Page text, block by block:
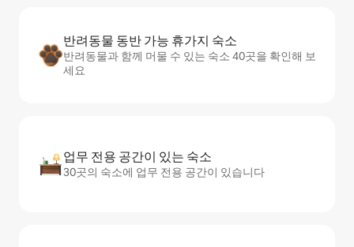
반려동물 동반 가능 휴가지 숙소
반려동물과 함께 머물 수 있는 숙소 40곳을 확인해 보
세요
업무 전용 공간이 있는 숙소
30곳의 숙소에 업무 전용 공간이 있습니다